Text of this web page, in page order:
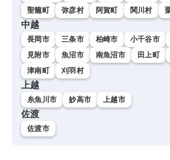
聖籠町 弥彦村 阿賀町 関川村
中越
長岡市 三条市 柏崎市 小千谷市
見附市
魚沼市 南魚沼市 田上町
津南町
刈羽村
上越
糸魚川市 妙高市 上越市
佐渡
佐渡市